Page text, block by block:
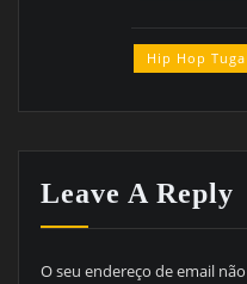
Hip Hop Tuga
Leave A Reply
O seu endereço de email